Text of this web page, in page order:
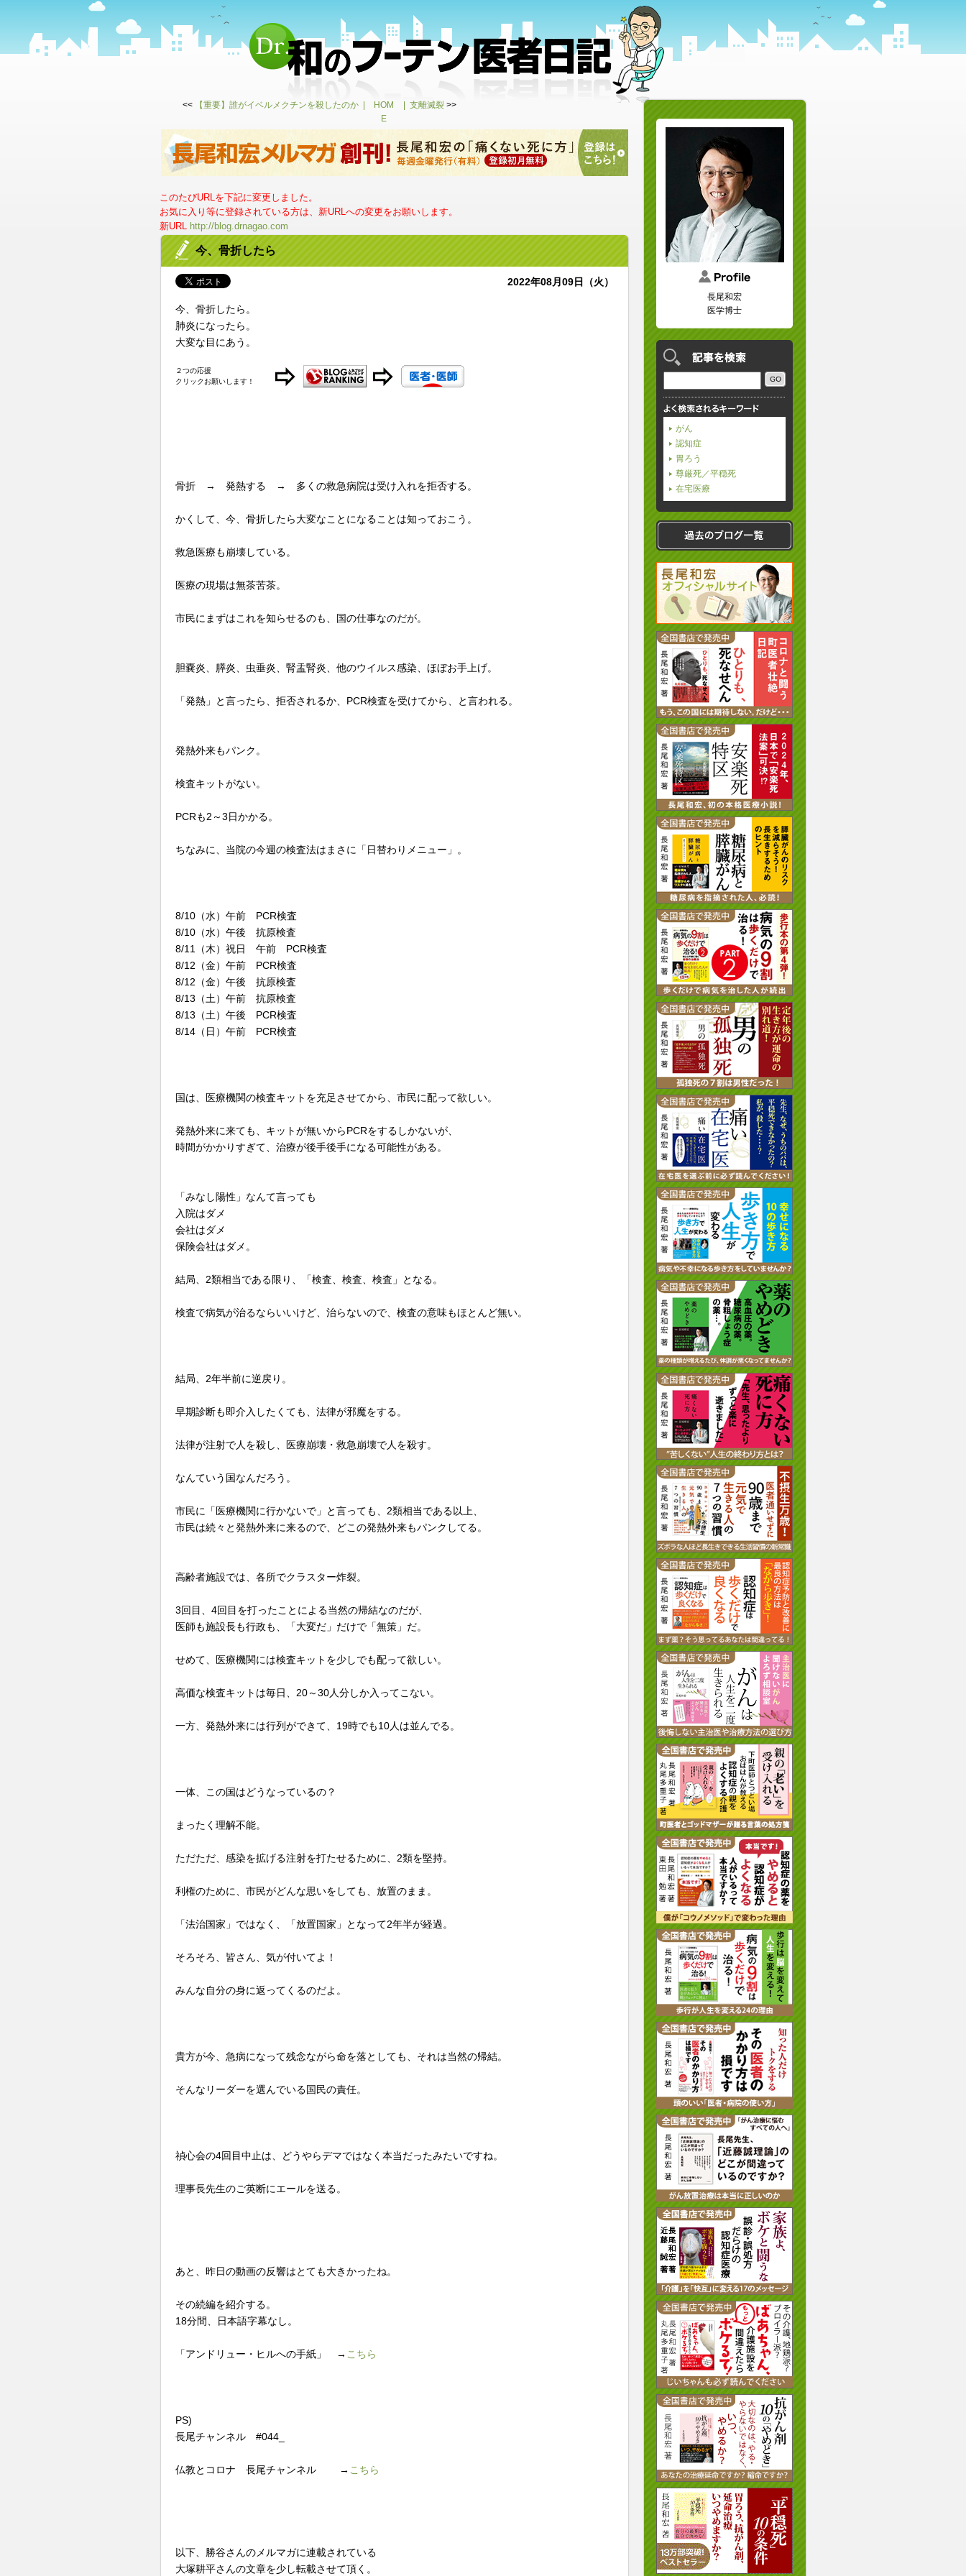
<< 【重要】誰がイベルメクチンを殺したのか
HOM
E
支離滅裂>>
このたびURLを下記に変更しました。
お気に入り等に登録されている方は、新URLへの変更をお願いします。
新URL http://blog.drnagao.com
今、骨折したら
2022年08月09日（火）
今、骨折したら。
肺炎になったら。
大変な目にあう。
２つの応援
クリックお願いします！
骨折 → 発熱する → 多くの救急病院は受け入れを拒否する。
かくして、今、骨折したら大変なことになることは知っておこう。
救急医療も崩壊している。
医療の現場は無茶苦茶。
市民にまずはこれを知らせるのも、国の仕事なのだが。
胆嚢炎、膵炎、虫垂炎、腎盂腎炎、他のウイルス感染、ほぼお手上げ。
「発熱」と言ったら、拒否されるか、PCR検査を受けてから、と言われる。
発熱外来もパンク。
検査キットがない。
PCRも2～3日かかる。
ちなみに、当院の今週の検査法はまさに「日替わりメニュー」。
8/10（水）午前 PCR検査
8/10（水）午後 抗原検査
8/11（木）祝日 午前 PCR検査
8/12（金）午前 PCR検査
8/12（金）午後 抗原検査
8/13（土）午前 抗原検査
8/13（土）午後 PCR検査
8/14（日）午前 PCR検査
国は、医療機関の検査キットを充足させてから、市民に配って欲しい。
発熱外来に来ても、キットが無いからPCRをするしかないが、
時間がかかりすぎて、治療が後手後手になる可能性がある。
「みなし陽性」なんて言っても
入院はダメ
会社はダメ
保険会社はダメ。
結局、2類相当である限り、「検査、検査、検査」となる。
検査で病気が治るならいいけど、治らないので、検査の意味もほとんど無い。
結局、2年半前に逆戻り。
早期診断も即介入したくても、法律が邪魔をする。
法律が注射で人を殺し、医療崩壊・救急崩壊で人を殺す。
なんていう国なんだろう。
市民に「医療機関に行かないで」と言っても、2類相当である以上、
市民は続々と発熱外来に来るので、どこの発熱外来もパンクしてる。
高齢者施設では、各所でクラスター炸裂。
3回目、4回目を打ったことによる当然の帰結なのだが、
医師も施設長も行政も、「大変だ」だけで「無策」だ。
せめて、医療機関には検査キットを少しでも配って欲しい。
高価な検査キットは毎日、20～30人分しか入ってこない。
一方、発熱外来には行列ができて、19時でも10人は並んでる。
一体、この国はどうなっているの？
まったく理解不能。
ただただ、感染を拡げる注射を打たせるために、2類を堅持。
利権のために、市民がどんな思いをしても、放置のまま。
「法治国家」ではなく、「放置国家」となって2年半が経過。
そろそろ、皆さん、気が付いてよ！
みんな自分の身に返ってくるのだよ。
貴方が今、急病になって残念ながら命を落としても、それは当然の帰結。
そんなリーダーを選んでいる国民の責任。
禎心会の4回目中止は、どうやらデマではなく本当だったみたいですね。
理事長先生のご英断にエールを送る。
あと、昨日の動画の反響はとても大きかったね。
その続編を紹介する。
18分間、日本語字幕なし。
「アンドリュー・ヒルへの手紙」 → こちら
PS)
長尾チャンネル #044_
仏教とコロナ 長尾チャンネル → こちら
以下、勝谷さんのメルマガに連載されている
大塚耕平さんの文章を少し転載させて頂く。
長尾和宏
医学博士
がん
認知症
胃ろう
尊厳死／平穏死
在宅医療